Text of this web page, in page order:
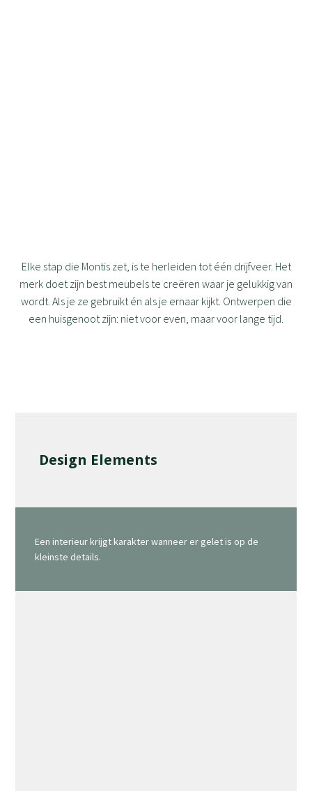
Elke stap die Montis zet, is te herleiden tot één drijfveer. Het
merk doet zijn best meubels te creëren waar je gelukkig van
wordt. Als je ze gebruikt én als je ernaar kijkt. Ontwerpen die
een huisgenoot zijn: niet voor even, maar voor lange tijd.
Design Elements
Een interieur krijgt karakter wanneer er gelet is op de
kleinste details.